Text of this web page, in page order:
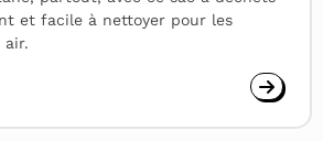
et facile à nettoyer pour les
air.